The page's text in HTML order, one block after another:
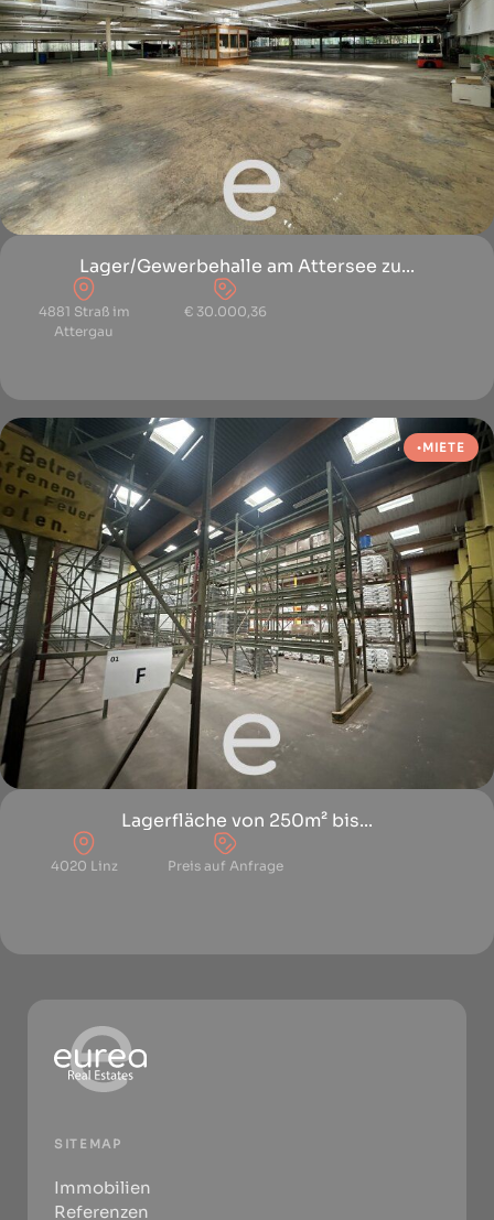
Lager/Gewerbehalle am Attersee zu...
4881 Straß im
Attergau
€ 30.000,36
MIETE
Lagerfläche von 250m² bis...
4020 Linz Preis auf Anfrage
SITEMAP
Immobilien
Referenzen